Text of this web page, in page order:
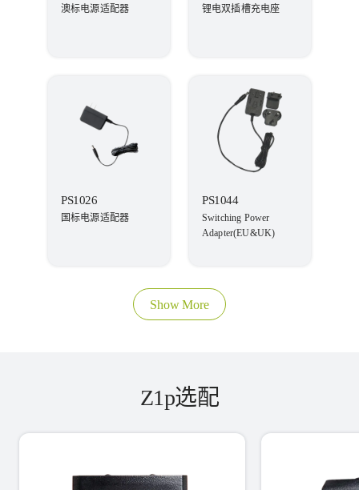
澳标电源适配器 锂电双插槽充电座
PS1026
国标电源适配器
PS1044
Switching Power
Adapter(EU&UK)
Show More
Z1p选配